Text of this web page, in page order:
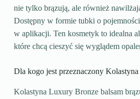
nie tylko brązują, ale również
Dostępny w formie tubki o
w aplikacji. Ten kosmetyk to idealna
które chcą cieszyć się wyglądem
Dla kogo jest przeznaczony
Kolastyna Luxury Bronze balsam